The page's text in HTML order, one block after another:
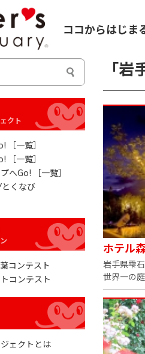
ココからはじま
「岩
ホテル
岩手県雫
世界一の
［一覧］
［一覧］
へGo! ［一覧］
くなび
コンテスト
コンテスト
ェクトとは